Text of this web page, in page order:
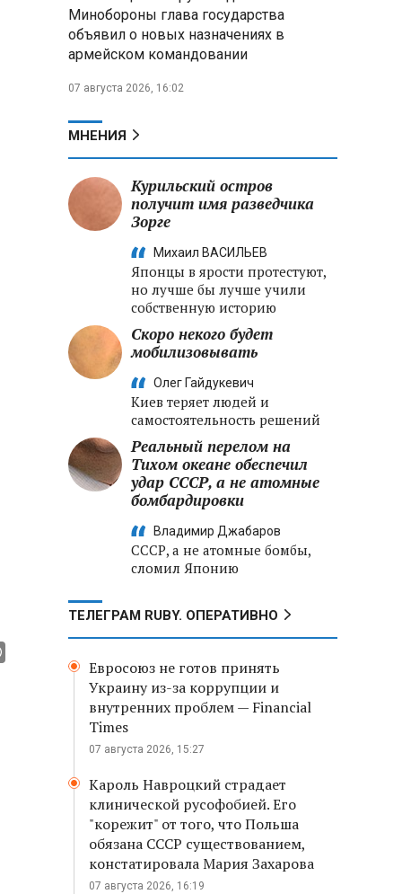
Хотите «собирать сливки» в
городах — отвечайте и за
отдалённые деревни
Минобороны РФ: установлен
Харьковской области
криптообменников в «Москва-
Сити», через которую
украинские call-центры
Минобороны глава государства
объявил о новых назначениях в
армейском командовании
07 августа 2026, 16:02
МНЕНИЯ
Курильский остров
получит имя разведчика
Зорге
Михаил ВАСИЛЬЕВ
Японцы в ярости протестуют,
но лучше бы лучше учили
собственную историю
Скоро некого будет
мобилизовывать
Олег Гайдукевич
Киев теряет людей и
самостоятельность решений
Реальный перелом на
Тихом океане обеспечил
удар СССР, а не атомные
бомбардировки
Владимир Джабаров
СССР, а не атомные бомбы,
сломил Японию
ТЕЛЕГРАМ RUBY. ОПЕРАТИВНО
Евросоюз не готов принять
Украину из-за коррупции и
внутренних проблем — Financial
Times
07 августа 2026, 15:27
Кароль Навроцкий страдает
клинической русофобией. Его
"корежит" от того, что Польша
обязана СССР существованием,
констатировала Мария Захарова
07 августа 2026, 16:19